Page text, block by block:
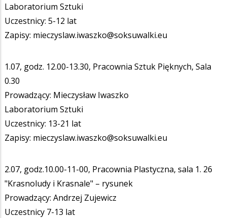
Laboratorium Sztuki
Uczestnicy: 5-12 lat
Zapisy: mieczyslaw.iwaszko@soksuwalki.eu
1.07, godz. 12.00-13.30, Pracownia Sztuk Pięknych, Sala
0.30
Prowadzący: Mieczysław Iwaszko
Laboratorium Sztuki
Uczestnicy: 13-21 lat
Zapisy: mieczyslaw.iwaszko@soksuwalki.eu
2.07, godz.10.00-11-00, Pracownia Plastyczna, sala 1. 26
"Krasnoludy i Krasnale" – rysunek
Prowadzący: Andrzej Zujewicz
Uczestnicy 7-13 lat